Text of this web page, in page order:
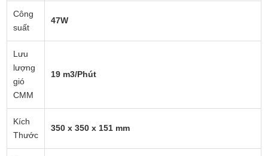
Công
suất
47W
Lưu
lượng
gió
CMM
19 m3/Phút
Kích
Thước
350 x 350 x 151 mm